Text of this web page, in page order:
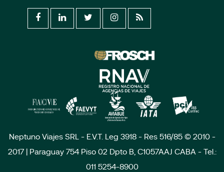
Neptuno Viajes SRL - E.V.T. Leg 3918 - Res 516/85 © 2010 -
2017 | Paraguay 754 Piso 02 Dpto B, C1057AAJ CABA - Tel.:
011 5254-8900